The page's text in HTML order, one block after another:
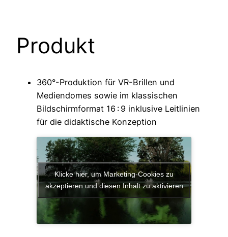
Produkt
360°-Produktion für VR-Brillen und
Mediendomes sowie im klassischen
Bildschirmformat 16 : 9 inklusive Leitlinien
für die didaktische Konzeption
Klicke hier, um Marketing-Cookies zu
akzeptieren und diesen Inhalt zu aktivieren